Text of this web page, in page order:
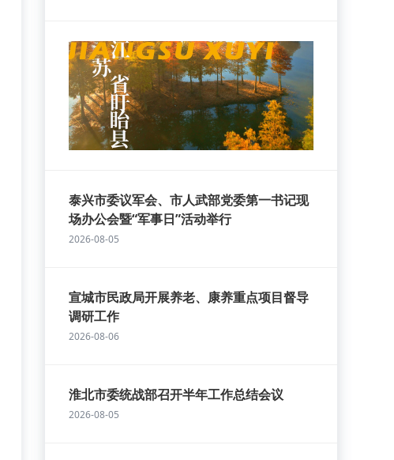
泰兴市委议军会、市人武部党委第一书记现
场办公会暨“军事日”活动举行
2026-08-05
宣城市民政局开展养老、康养重点项目督导
调研工作
2026-08-06
淮北市委统战部召开半年工作总结会议
2026-08-05